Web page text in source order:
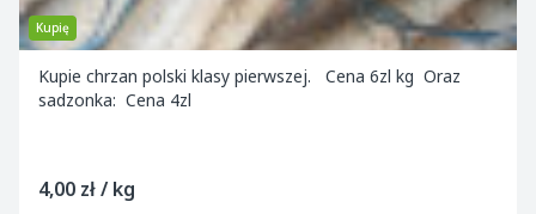
Kupię
Kupie chrzan polski klasy pierwszej. Cena 6zl kg Oraz
sadzonka: Cena 4zl
4,00 zł / kg